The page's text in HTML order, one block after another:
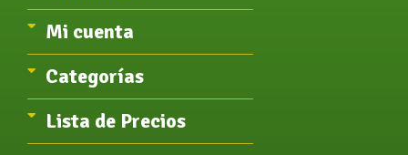
Mi cuenta
Categorías
Lista de Precios